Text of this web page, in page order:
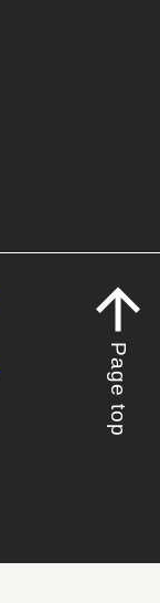
Page top